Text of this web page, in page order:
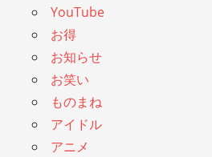
YouTube
お得
お知らせ
お笑い
ものまね
アイドル
アニメ